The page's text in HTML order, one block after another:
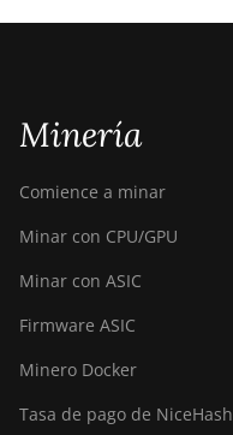
Minería
Comience a minar
Minar con CPU/GPU
Minar con ASIC
Firmware ASIC
Minero Docker
Tasa de pago de NiceHash